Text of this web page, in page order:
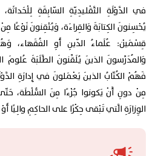
في الدَّوْلَةِ التَّقْليدِيّةِ السّابِقَةِ
يُحْسِنونَ الكِتابَةَ وَالقِراءَة، وَيُتْقِنونَ نَوْعًا
قِسْمَيْن: عُلَماءُ الدّينِ أَوِ الفُقَهاء،
وَالمُدَرِّسونَ الذينَ يُلَقِّنونَ الطَّلَبَةَ عُلومَ
فَهُمْ الكُتّابُ الذينَ يَعْمَلونَ في إِدارَةِ
مِنْ دونِ أَنْ يَكونوا جُزْءًا مِنَ السُّلْطَة،
الوِزارَةِ الَّتي تَبْقى حِكْرًا على الحاكِمِ والِيًا